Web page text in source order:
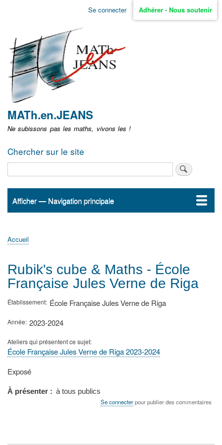
Aller
non
identifié
Se connecter Adhérer - Nous soutenir
MATh.en.JEANS
Ne subissons pas les maths, vivons les !
Chercher sur le site
Navigation
Afficher — Navigation principale
Accueil
ActualitésMATh.en.JEANS ?
Régions et Ateliers
Créer, gérer un atelier
Sujets/Publications
Congrès
d'Ariane
Accueil
Rubik's cube & Maths - École
Française Jules Verne de Riga
Établissement École Française Jules Verne de Riga
Année 2023-2024
Ateliers qui présentent ce sujet
École Française Jules Verne de Riga 2023-2024
Type
présentation
Exposé
À présenter à tous publics
Se connecterpour publier des commentaires